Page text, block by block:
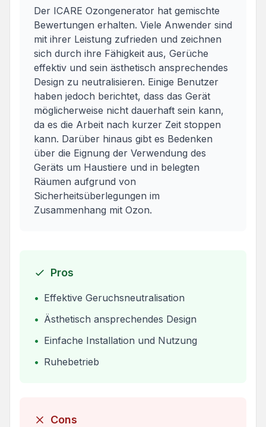
Der ICARE Ozongenerator hat gemischte
Bewertungen erhalten. Viele Anwender sind
mit ihrer Leistung zufrieden und zeichnen
sich durch ihre Fähigkeit aus, Gerüche
effektiv und sein ästhetisch ansprechendes
Design zu neutralisieren. Einige Benutzer
haben jedoch berichtet, dass das Gerät
möglicherweise nicht dauerhaft sein kann,
da es die Arbeit nach kurzer Zeit stoppen
kann. Darüber hinaus gibt es Bedenken
über die Eignung der Verwendung des
Geräts um Haustiere und in belegten
Räumen aufgrund von
Sicherheitsüberlegungen im
Zusammenhang mit Ozon.
Pros
• Effektive Geruchsneutralisation
• Ästhetisch ansprechendes Design
• Einfache Installation und Nutzung
• Ruhebetrieb
Cons